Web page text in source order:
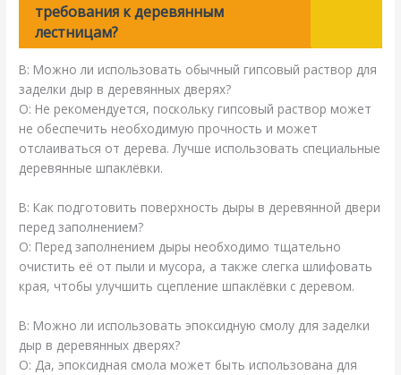
требования к деревянным
лестницам?
В: Можно ли использовать обычный гипсовый раствор для
заделки дыр в деревянных дверях?
О: Не рекомендуется, поскольку гипсовый раствор может
не обеспечить необходимую прочность и может
отслаиваться от дерева. Лучше использовать специальные
деревянные шпаклёвки.
В: Как подготовить поверхность дыры в деревянной двери
перед заполнением?
О: Перед заполнением дыры необходимо тщательно
очистить её от пыли и мусора, а также слегка шлифовать
края, чтобы улучшить сцепление шпаклёвки с деревом.
В: Можно ли использовать эпоксидную смолу для заделки
дыр в деревянных дверях?
О: Да, эпоксидная смола может быть использована для